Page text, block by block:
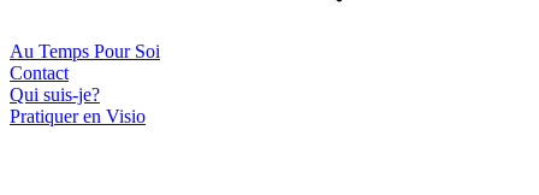
Au Temps Pour Soi
Contact
Qui suis-je?
Pratiquer en Visio